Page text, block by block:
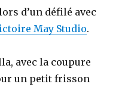
d’un défilé avec
May Studio.
avec la coupure
un petit frisson